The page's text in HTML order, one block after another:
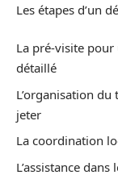
Les étapes d’un
La pré-visite
détaillé
L’organisation
jeter
La coordination
L’assistance